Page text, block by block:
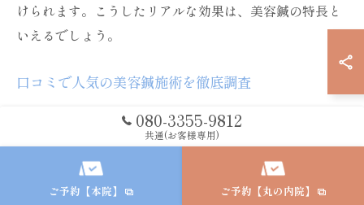
けられます。こうしたリアルな効果は、美容鍼の特長と
いえるでしょう。
口コミで人気の美容鍼施術を徹底調査
名古屋市内で人気の美容鍼施術は、口コミ評価の高さが
特徴です。多くの方が「丁寧なカウンセリング」「リラ
ックスできる空間」「効果の持続性」などを理由に高い
満足度を示しています。特に、施術前後の状態をしっか
080-3355-9812
共通(お客様専用)
ご予約【本院】 ご予約【丸の内院】